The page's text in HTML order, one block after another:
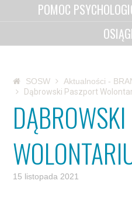
POMOC
SOSW
Aktualności -
Dąbrowski Paszport
15 listopada 2021